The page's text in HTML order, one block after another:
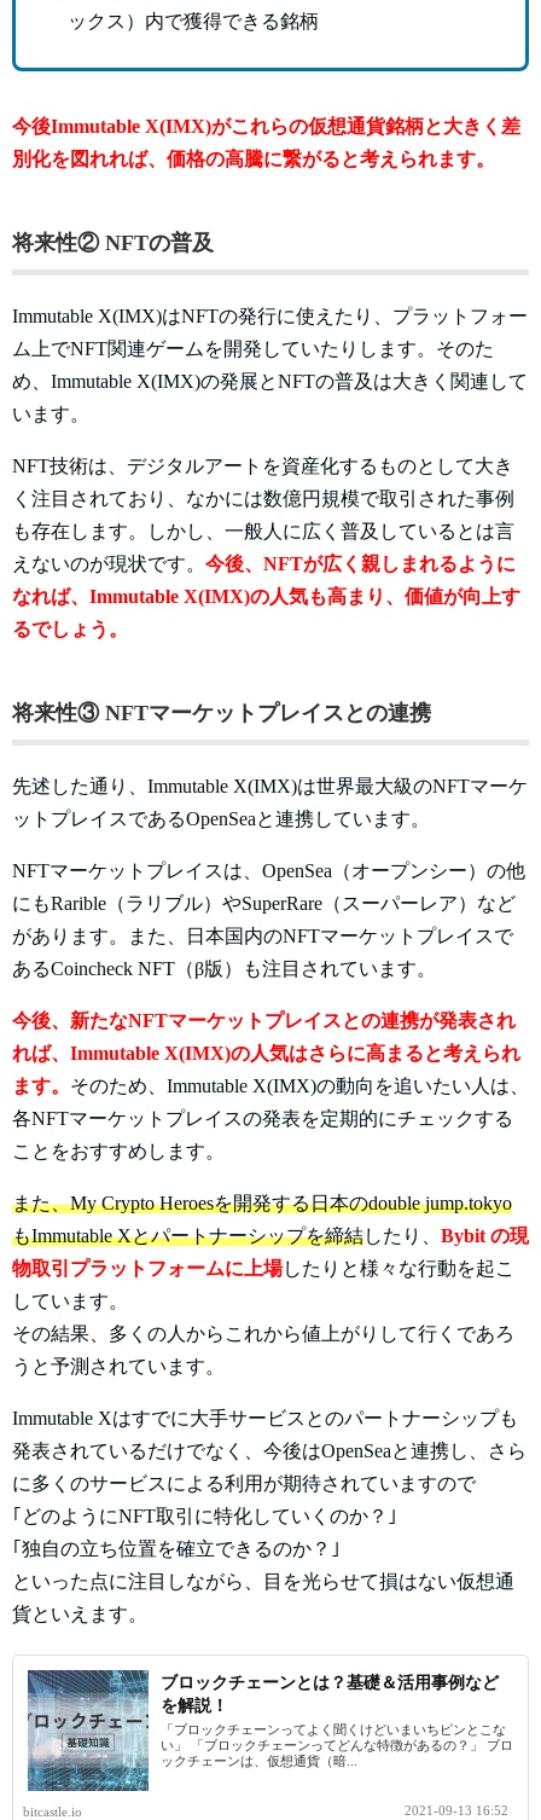
ックス）内で獲得できる銘柄
今後Immutable X(IMX)がこれらの仮想通貨銘柄と大きく差
別化を図れれば、価格の高騰に繋がると考えられます。
将来性② NFTの普及
Immutable X(IMX)はNFTの発行に使えたり、プラットフォー
ム上でNFT関連ゲームを開発していたりします。そのた
め、Immutable X(IMX)の発展とNFTの普及は大きく関連して
います。
NFT技術は、デジタルアートを資産化するものとして大き
く注目されており、なかには数億円規模で取引された事例
も存在します。しかし、一般人に広く普及しているとは言
えないのが現状です。 今後、NFTが広く親しまれるように
なれば、Immutable X(IMX)の人気も高まり、価値が向上す
るでしょう。
将来性③ NFTマーケットプレイスとの連携
先述した通り、Immutable X(IMX)は世界最大級のNFTマーケ
ットプレイスであるOpenSeaと連携しています。
NFTマーケットプレイスは、OpenSea（オープンシー）の他
にもRarible（ラリブル）やSuperRare（スーパーレア）など
があります。また、日本国内のNFTマーケットプレイスで
あるCoincheck NFT（β版）も注目されています。
今後、新たなNFTマーケットプレイスとの連携が発表され
れば、Immutable X(IMX)の人気はさらに高まると考えられ
ます。 そのため、Immutable X(IMX)の動向を追いたい人は、
各NFTマーケットプレイスの発表を定期的にチェックする
ことをおすすめします。
また、My Crypto Heroesを開発する日本のdouble jump.tokyo
もImmutable Xとパートナーシップを締結したり、 Bybit の現
物取引プラットフォームに上場したりと様々な行動を起こ
しています。
その結果、多くの人からこれから値上がりして行くであろ
うと予測されています。
Immutable Xはすでに大手サービスとのパートナーシップも
発表されているだけでなく、今後はOpenSeaと連携し、さら
に多くのサービスによる利用が期待されていますので
｢どのようにNFT取引に特化していくのか？｣
｢独自の立ち位置を確立できるのか？｣
といった点に注目しながら、目を光らせて損はない仮想通
貨といえます。
ブロックチェーンとは？基礎＆活用事例など
を解説！
「ブロックチェーンってよく聞くけどいまいちピンとこな
い」 「ブロックチェーンってどんな特徴があるの？」 ブロ
ックチェーンは、仮想通貨（暗...
bitcastle.io 2021-09-13 16:52